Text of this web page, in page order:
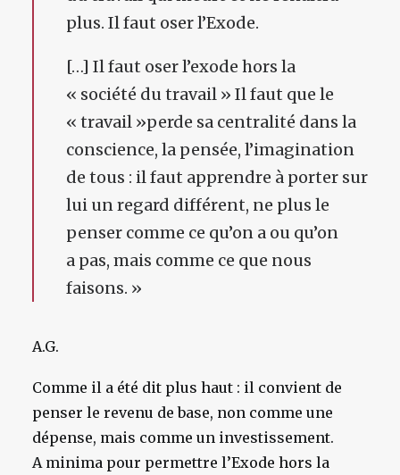
plus. Il faut oser l’Exode.
[…] Il faut oser l’exode hors la
« société du travail » Il faut que le
« travail »perde sa centralité dans la
conscience, la pensée, l’imagination
de tous : il faut apprendre à porter sur
lui un regard différent, ne plus le
penser comme ce qu’on a ou qu’on
a pas, mais comme ce que nous
faisons. »
A.G.
Comme il a été dit plus haut : il convient de
penser le revenu de base, non comme une
dépense, mais comme un investissement.
A minima pour permettre l’Exode hors la